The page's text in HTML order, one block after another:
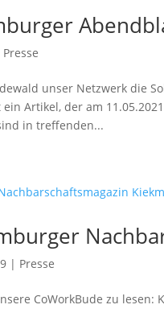
Presse
unser Netzwerk die
Artikel, der am
in treffenden...
| Presse
CoWorkBude zu lesen: